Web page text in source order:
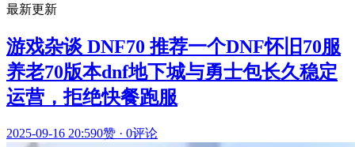
最新更新
游戏杂谈 DNF70 推荐一个DNF怀旧70服
养老70版本dnf地下城与勇士包长久稳定
运营，拒绝快餐跑服
2025-09-16 20:590赞 · 0评论